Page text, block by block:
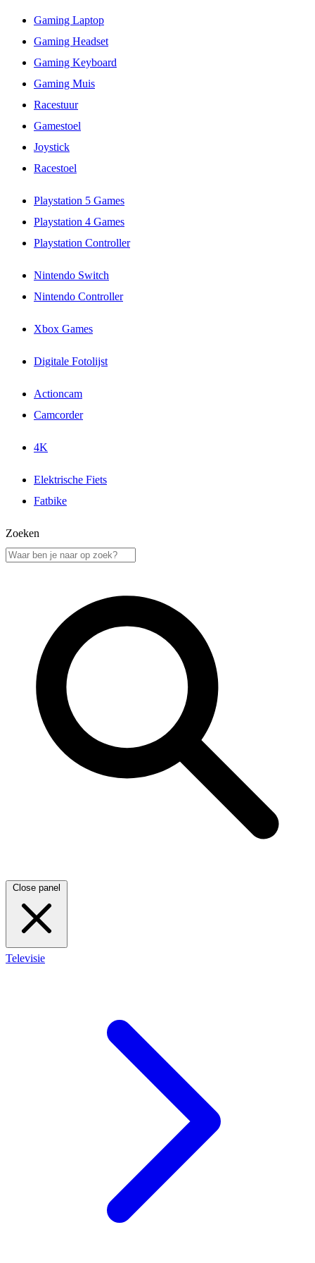
Gaming Laptop
Gaming Headset
Gaming Keyboard
Gaming Muis
Racestuur
Gamestoel
Joystick
Racestoel
Playstation 5 Games
Playstation 4 Games
Playstation Controller
Nintendo Switch
Nintendo Controller
Xbox Games
Digitale Fotolijst
Actioncam
Camcorder
4K
Elektrische Fiets
Fatbike
Zoeken
Close panel
Televisie